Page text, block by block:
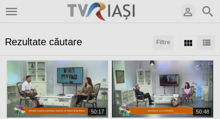
Filtre
Rezultate căutare
Sortaţi după:
Arată:
Rezultate/pagină:
50:17 50:48